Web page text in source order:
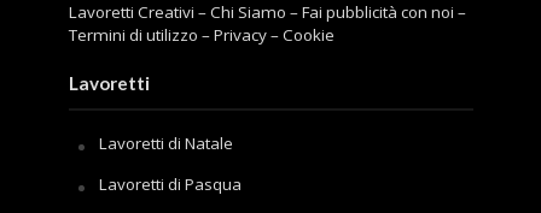
Lavoretti Creativi –Chi Siamo –Fai pubblicità con noi –
Termini di utilizzo –Privacy–Cookie
Lavoretti
Lavoretti di Natale
Lavoretti di Pasqua